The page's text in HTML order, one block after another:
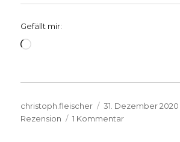
Gefällt mir:
Wird
Autor
christoph.fleischer
Veröffentlicht
am
31. Dezember 2020
Rezension
1 Kommentarzu